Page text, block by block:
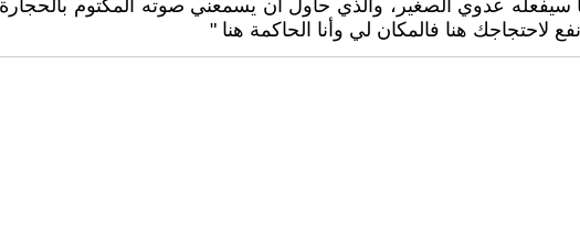
ما سيفعله عدوي الصغير، والذي حاول ان يسمعني صوته المكتوم
هنا فالمكان لي وأنا الحاكمة هنا "